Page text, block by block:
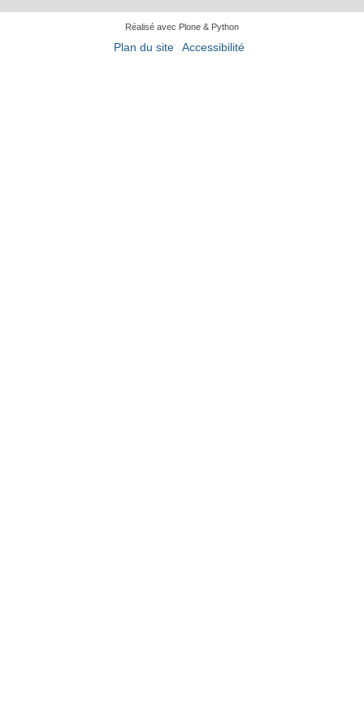
Réalisé avec Plone & Python
Plan du site Accessibilité